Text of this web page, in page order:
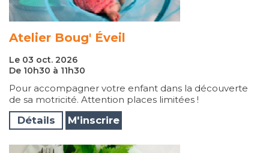
Atelier Boug' Éveil
Le 03 oct. 2026
De 10h30 à 11h30
Pour accompagner votre enfant dans la découverte
de sa motricité. Attention places limitées !
Détails M'inscrire